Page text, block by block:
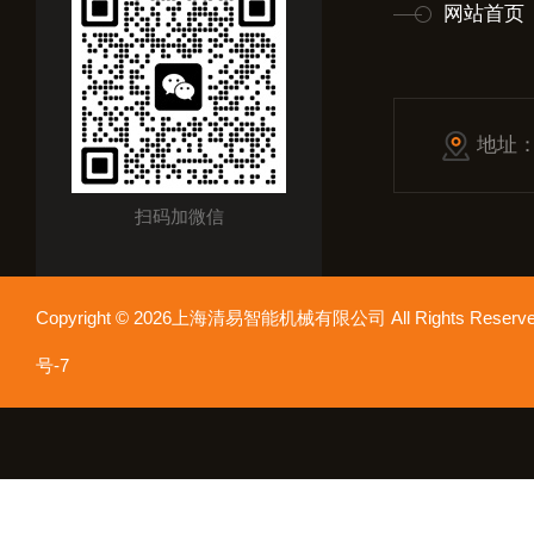
扫码加微信
网站首页
地址
Copyright © 2026上海清易智能机械有限公司 All Rights
号-7